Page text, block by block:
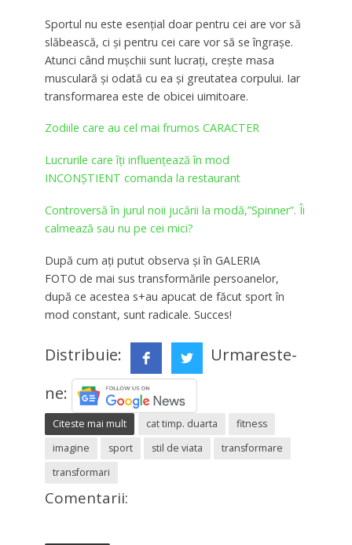
Sportul nu este esenţial doar pentru cei are vor să
slăbească, ci şi pentru cei care vor să se îngraşe.
Atunci când muşchii sunt lucraţi, creşte masa
musculară şi odată cu ea şi greutatea corpului. Iar
transformarea este de obicei uimitoare.
Zodiile care au cel mai frumos CARACTER
Lucrurile care îţi influențează în mod
INCONȘTIENT comanda la restaurant
Controversă în jurul noii jucării la modă,”Spinner”. Îi
calmează sau nu pe cei mici?
După cum aţi putut observa şi în GALERIA
FOTO de mai sus transformările persoanelor,
după ce acestea s+au apucat de făcut sport în
mod constant, sunt radicale. Succes!
Distribuie:
Urmareste-
ne:
Citeste mai mult cat timp. duarta
fitness
imagine
sport stil de viata
transformare
transformari
Comentarii: